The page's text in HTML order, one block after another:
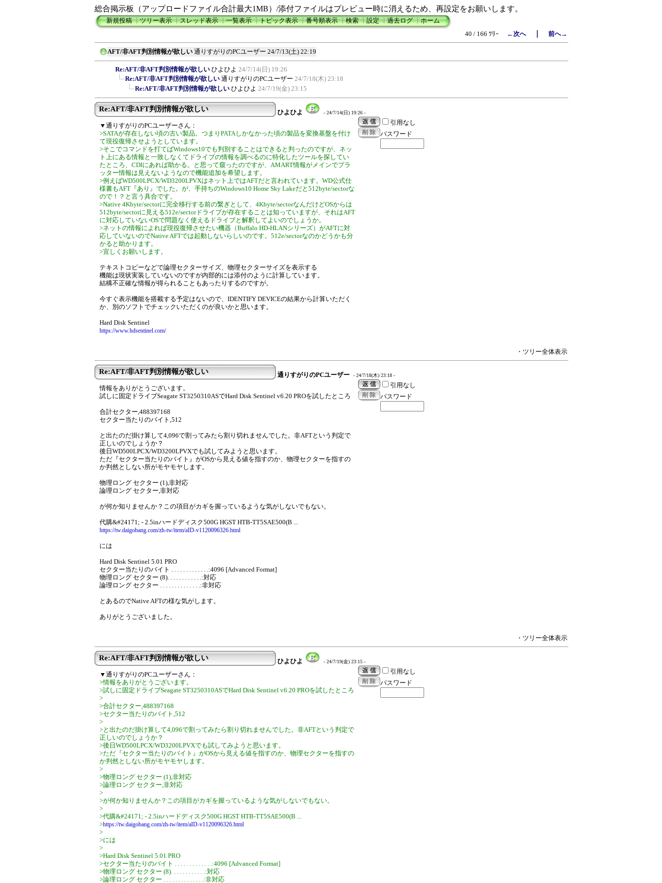
総合掲示板（アップロードファイル合計最大1MB）/添付ファイルはプレビュー時に消えるため、再設定をお願いします。
新規投稿┃ツリー表示┃スレッド表示┃一覧表示┃トピック表示┃番号順表示┃検索┃設定┃過去ログ┃ホーム
40 / 166 ﾂﾘｰ
←次へ｜ 前へ→
AFT/非AFT判別情報が欲しい 通りすがりのPCユーザー 24/7/13(土) 22:19
Re:AFT/非AFT判別情報が欲しい ひよひよ 24/7/14(日) 19:26
Re:AFT/非AFT判別情報が欲しい 通りすがりのPCユーザー 24/7/18(木) 23:18
Re:AFT/非AFT判別情報が欲しい ひよひよ 24/7/19(金) 23:15
Re:AFT/非AFT判別情報が欲しい ひよひよ - 24/7/14(日) 19:26 -
▼通りすがりのPCユーザーさん：
>SATAが存在しない頃の古い製品。つまりPATAしかなかった頃の製品を変換基盤を付け
て現役復帰させようとしています。
>そこでコマンドを打てばWindows10でも判別することはできると判ったのですが、ネッ
ト上にある情報と一致しなくてドライブの情報を調べるのに特化したツールを探してい
たところ、CDIにあれば助かる。と思って窺ったのですが、AMART情報がメインでプラ
ッター情報は見えないようなので機能追加を希望します。
>例えばWD500LPCX/WD3200LPVXはネット上ではAFTだと言われています。WD公式仕
様書もAFT『あり』でした。が、手持ちのWindows10 Home Sky Lakeだと512byte/sectorな
ので！？と言う具合です。
>Native 4Kbyte/sectorに完全移行する前の繋ぎとして、4Kbyte/sectorなんだけどOSからは
512byte/sectorに見える512e/sectorドライブが存在することは知っていますが、それはAFT
に対応していないOSで問題なく使えるドライブと解釈してよいのでしょうか。
>ネットの情報によれば現役復帰させたい機器（Buffalo HD-HLANシリーズ）がAFTに対
応していないのでNative AFTでは起動しないらしいのです。512e/sectorなのかどうかも分
かると助かります。
>宜しくお願いします。
テキストコピーなどで論理セクターサイズ、物理セクターサイズを表示する
機能は現状実装していないのですが内部的には添付のように計算しています。
結構不正確な情報が得られることもあったりするのですが。
今すぐ表示機能を搭載する予定はないので、IDENTIFY DEVICEの結果から計算いただく
か、別のソフトでチェックいただくのが良いかと思います。
Hard Disk Sentinel
https://www.hdsentinel.com/
引用なし
パスワード
・ツリー全体表示
Re:AFT/非AFT判別情報が欲しい 通りすがりのPCユーザー - 24/7/18(木) 23:18 -
情報をありがとうございます。
試しに固定ドライブSeagate ST3250310ASでHard Disk Sentinel v6.20 PROを試したところ
合計セクター,488397168
セクター当たりのバイト,512
と出たのだ掛け算して4,096で割ってみたら割り切れませんでした。非AFTという判定で
正しいのでしょうか？
後日WD500LPCX/WD3200LPVXでも試してみようと思います。
ただ『セクター当たりのバイト』がOSから見える値を指すのか、物理セクターを指すの
か判然としない所がモヤモヤします。
物理ロング セクター (1),非対応
論理ロング セクター,非対応
が何か知りませんか？この項目がカギを握っているような気がしないでもない。
代購&#24171; - 2.5inハードディスク500G HGST HTB-TT5SAE500(B ...
https://tw.daigobang.com/zh-tw/item/aID-v1120096326.html
には
Hard Disk Sentinel 5.01 PRO
セクター当たりのバイト . . . . . . . . . . . . .:4096 [Advanced Format]
物理ロング セクター (8). . . . . . . . . . . .:対応
論理ロング セクター . . . . . . . . . . . . . .:非対応
とあるのでNative AFTの様な気がします。
ありがとうございました。
引用なし
パスワード
・ツリー全体表示
Re:AFT/非AFT判別情報が欲しい ひよひよ - 24/7/19(金) 23:15 -
▼通りすがりのPCユーザーさん：
>情報をありがとうございます。
>試しに固定ドライブSeagate ST3250310ASでHard Disk Sentinel v6.20 PROを試したところ
>
>合計セクター,488397168
>セクター当たりのバイト,512
>
>と出たのだ掛け算して4,096で割ってみたら割り切れませんでした。非AFTという判定で
正しいのでしょうか？
>後日WD500LPCX/WD3200LPVXでも試してみようと思います。
>ただ『セクター当たりのバイト』がOSから見える値を指すのか、物理セクターを指すの
か判然としない所がモヤモヤします。
>
>物理ロング セクター (1),非対応
>論理ロング セクター,非対応
>
>が何か知りませんか？この項目がカギを握っているような気がしないでもない。
>
>代購&#24171; - 2.5inハードディスク500G HGST HTB-TT5SAE500(B ...
>https://tw.daigobang.com/zh-tw/item/aID-v1120096326.html
>
>には
>
>Hard Disk Sentinel 5.01 PRO
>セクター当たりのバイト . . . . . . . . . . . . .:4096 [Advanced Format]
>物理ロング セクター (8). . . . . . . . . . . .:対応
>論理ロング セクター . . . . . . . . . . . . . .:非対応
引用なし
パスワード